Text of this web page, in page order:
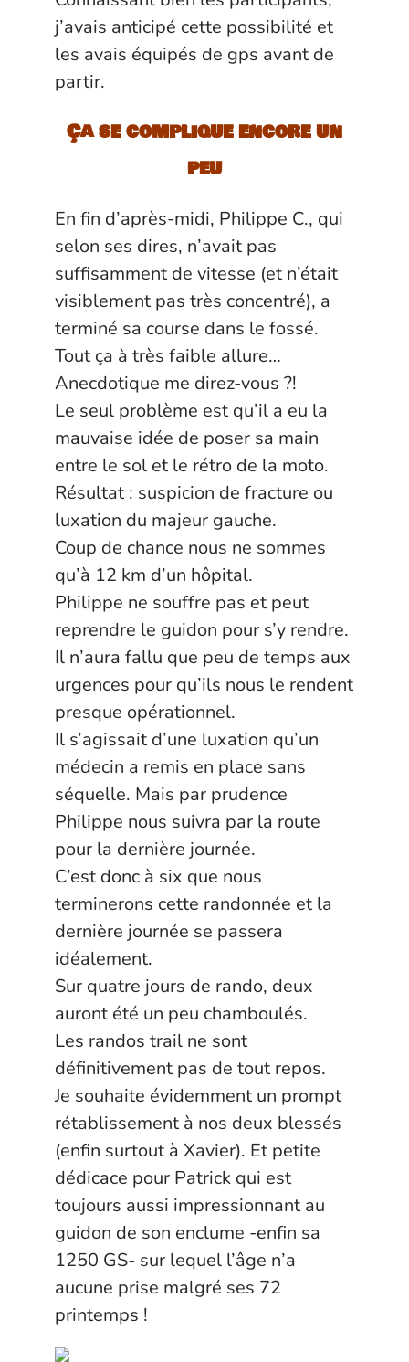
j’avais anticipé cette possibilité et
les avais équipés de gps avant de
partir.
Ça se complique encore un
peu
En fin d’après-midi, Philippe C., qui
selon ses dires, n’avait pas
suffisamment de vitesse (et n’était
visiblement pas très concentré), a
terminé sa course dans le fossé.
Tout ça à très faible allure…
Anecdotique me direz-vous ?!
Le seul problème est qu’il a eu la
mauvaise idée de poser sa main
entre le sol et le rétro de la moto.
Résultat : suspicion de fracture ou
luxation du majeur gauche.
Coup de chance nous ne sommes
qu’à 12 km d’un hôpital.
Philippe ne souffre pas et peut
reprendre le guidon pour s’y rendre.
Il n’aura fallu que peu de temps aux
urgences pour qu’ils nous le rendent
presque opérationnel.
Il s’agissait d’une luxation qu’un
médecin a remis en place sans
séquelle. Mais par prudence
Philippe nous suivra par la route
pour la dernière journée.
C’est donc à six que nous
terminerons cette randonnée et la
dernière journée se passera
idéalement.
Sur quatre jours de rando, deux
auront été un peu chamboulés.
Les randos trail ne sont
définitivement pas de tout repos.
Je souhaite évidemment un prompt
rétablissement à nos deux blessés
(enfin surtout à Xavier). Et petite
dédicace pour Patrick qui est
toujours aussi impressionnant au
guidon de son enclume -enfin sa
1250 GS- sur lequel l’âge n’a
aucune prise malgré ses 72
printemps !